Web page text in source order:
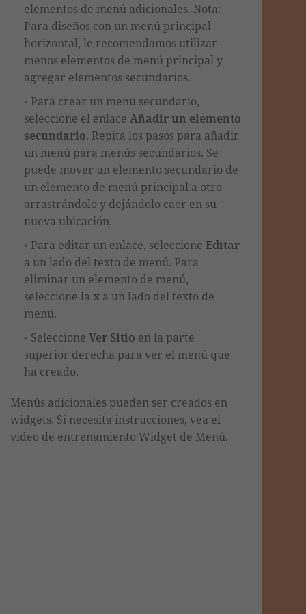
elementos de menú adicionales. Nota:
Para diseños con un menú principal
horizontal, le recomendamos utilizar
menos elementos de menú principal y
agregar elementos secundarios.
Para crear un menú secundario,
seleccione el enlace Añadir un elemento
secundario. Repita los pasos para añadir
un menú para menús secundarios. Se
puede mover un elemento secundario de
un elemento de menú principal a otro
arrastrándolo y dejándolo caer en su
nueva ubicación.
Para editar un enlace, seleccione Editar
a un lado del texto de menú. Para
eliminar un elemento de menú,
seleccione la x a un lado del texto de
menú.
Seleccione Ver Sitio en la parte
superior derecha para ver el menú que
ha creado.
Menús adicionales pueden ser creados en
widgets. Si necesita instrucciones, vea el
video de entrenamiento Widget de Menú.